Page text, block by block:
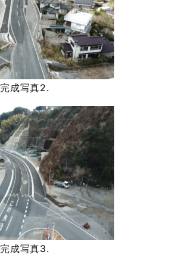
完成写真2.
完成写真3.